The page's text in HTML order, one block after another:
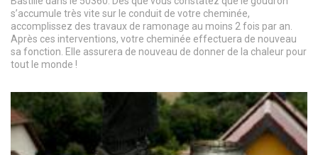
s’accumule très vite sur le conduit de votre cheminée,
accomplissez des travaux de ramonage au moins 2 fois par an.
Après ces interventions, votre cheminée effectuera de nouveau
sa fonction. Elle assurera de nouveau de donner de la chaleur pour
tout le monde !